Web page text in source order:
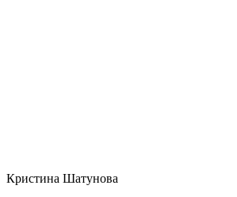
Кристина Шатунова